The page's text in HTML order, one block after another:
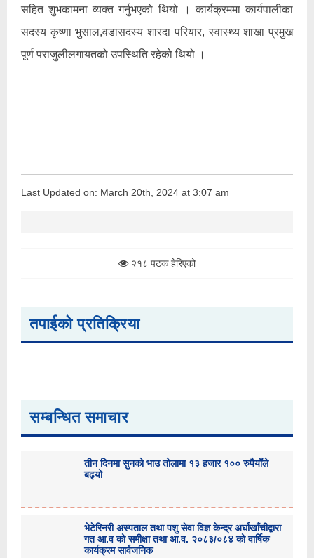
सहित शुभकामना व्यक्त गर्नुभएको थियो । कार्यक्रममा कार्यपालीका
सदस्य कृष्णा भुसाल,वडासदस्य शारदा परियार, स्वास्थ्य शाखा प्रमुख
पूर्ण पराजुलीलगायतको उपस्थिति रहेको थियो ।
Last Updated on: March 20th, 2024 at 3:07 am
२१८ पटक हेरिएको
तपाईको प्रतिक्रिया
सम्बन्धित समाचार
तीन दिनमा सुनको भाउ तोलामा १३ हजार १०० रुपैयाँले
बढ्यो
भेटेरिनरी अस्पताल तथा पशु सेवा विज्ञ केन्द्र अर्घाखाँचीद्वारा
गत आ.व को समीक्षा तथा आ.व. २०८३/०८४ को वार्षिक
कार्यक्रम सार्वजनिक